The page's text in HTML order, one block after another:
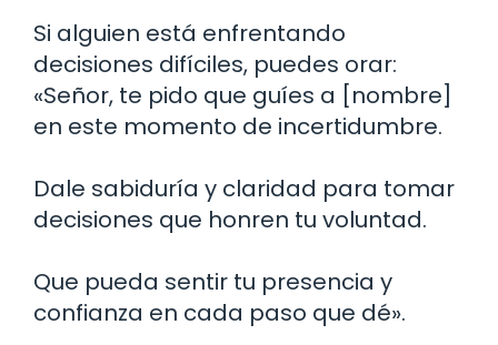
Si alguien está enfrentando
decisiones difíciles, puedes orar:
«Señor, te pido que guíes a [nombre]
en este momento de incertidumbre.
Dale sabiduría y claridad para tomar
decisiones que honren tu voluntad.
Que pueda sentir tu presencia y
confianza en cada paso que dé».